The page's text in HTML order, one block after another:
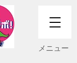
​メニュー